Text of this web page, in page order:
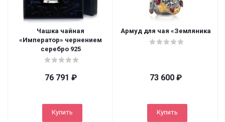
Чашка чайная
«Император» чернением
серебро 925
76 791 ₽
Купить
Армуд для чая «Земляника
73 600₽
Купить